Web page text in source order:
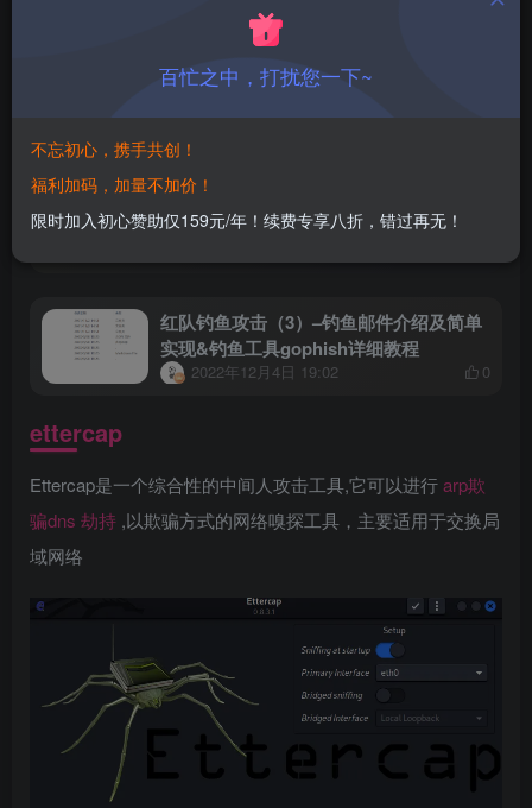
文章制作技术分享，请勿用于其他地方，产生的相关责任由
相关阅读
红队钓鱼攻击（1）–钓鱼网站介绍及kali
利用setoolkit工具制作钓鱼网站
红队钓鱼攻击（3）–钓鱼邮件介绍及简单
实现&钓鱼工具gophish详细教程
2022年12月4日 19:02 0
ettercap
Ettercap是一个综合性的中间人攻击工具,它可以进行arp欺
骗dns 劫持 ,以欺骗方式的网络嗅探工具，主要适用于交换局
域网络
百忙之中，打扰您一下~
不忘初心，携手共创！
福利加码，加量不加价！
限时加入初心赞助仅159元/年！续费专享八折，错过再无！